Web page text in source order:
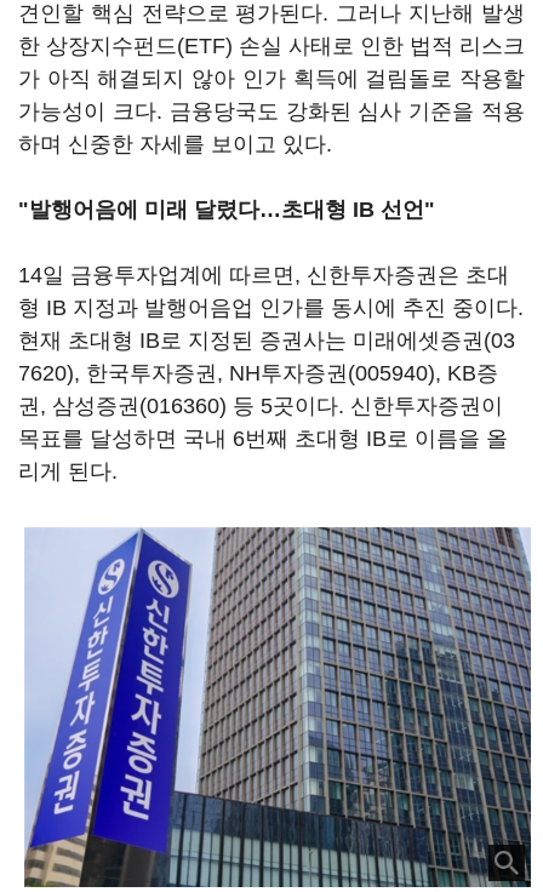
견인할 핵심 전략으로 평가된다. 그러나 지난해 발생
한 상장지수펀드(ETF) 손실 사태로 인한 법적 리스크
가 아직 해결되지 않아 인가 획득에 걸림돌로 작용할
가능성이 크다. 금융당국도 강화된 심사 기준을 적용
하며 신중한 자세를 보이고 있다.
"발행어음에 미래 달렸다…초대형 IB 선언"
14일 금융투자업계에 따르면, 신한투자증권은 초대
형 IB 지정과 발행어음업 인가를 동시에 추진 중이다.
현재 초대형 IB로 지정된 증권사는 미래에셋증권(03
7620), 한국투자증권, NH투자증권(005940), KB증
권, 삼성증권(016360) 등 5곳이다. 신한투자증권이
목표를 달성하면 국내 6번째 초대형 IB로 이름을 올
리게 된다.